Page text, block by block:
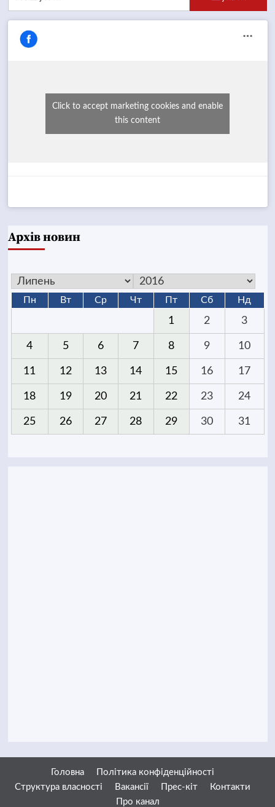
Click to accept marketing cookies and enable
this content
Архів новин
Пн Вт Ср Чт Пт Сб Нд
1 2 3
4 5 6 7 8 9 10
11 12 13 14 15 16 17
18 19 20 21 22 23 24
25 26 27 28 29 30 31
Головна
Політика конфіденційності
Структура власності
Вакансії Прес-кіт
Контакти
Про канал